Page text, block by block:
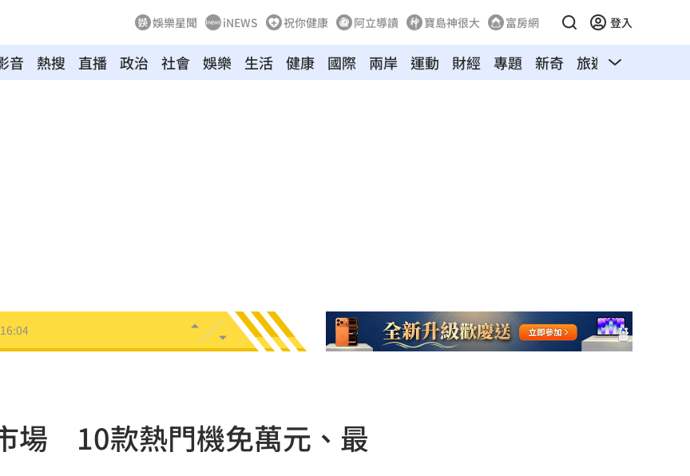
娛樂星聞 iNEWS 祝你健康 阿立導讀 寶島神很大 富房網 登入
音 熱搜 直播 政治 社會 娛樂 生活 健康 國際 兩岸 運動 財經 專題 新奇 旅遊 汽車
16:00
場 10款熱門機免萬元、最